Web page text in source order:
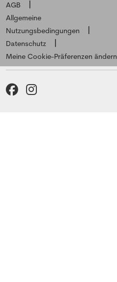
AGB
Allgemeine
Nutzungsbedingungen
Datenschutz
Meine Cookie-Präferenzen ändern